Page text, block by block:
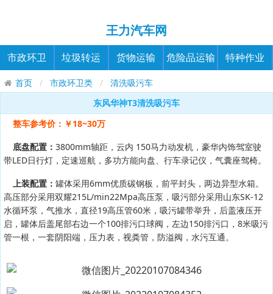
王力汽车网
市政环卫 垃圾转运 货物运输 危险品运输 特种作业
首页 市政环卫类
清洗吸污车
东风华神T3清洗吸污车
整车参考价：￥18~30万
底盘配置： 3800mm轴距，云内 150马力动发‬机，豪华内饰驾室驶‬
带LED日行灯，定速巡航，多功方能‬向盘、行车录记‬仪，气囊座驾椅‬。
上装配置： 罐体采用6mm优质碳钢板，前平封头，两边异型水箱。
高压部分采用双耀215L/min22Mpa高压泵，吸污部分采用山东SK-12
水循环泵，气推水，直径19高压管60米，吸污罐带举升，后盖液压开
启，罐体后盖尾部右边一个100排污口球阀，左边150排污口，8米吸污
管一根，一套阴阳端，压力表，视粪管，防溢阀，水污互通。